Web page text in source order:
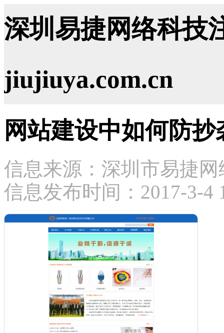
深圳易捷网络科技
jiujiuya.com.cn
网站建设中如何防
信息来源：深圳市易捷
信息发布时间：2017-3-4